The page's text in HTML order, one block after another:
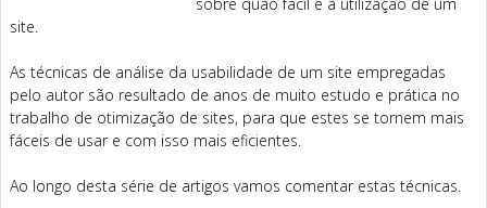
site.
As técnicas de análise da usabilidade de um site empregadas
pelo autor são resultado de anos de muito estudo e prática no
trabalho de otimização de sites, para que estes se tornem mais
fáceis de usar e com isso mais eficientes.
Ao longo desta série de artigos vamos comentar estas técnicas.